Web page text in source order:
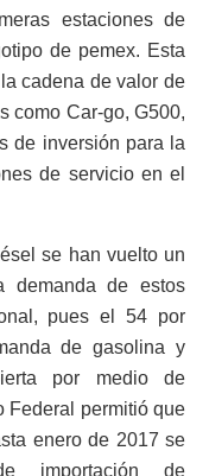
estaciones de
de pemex. Esta
cadena de valor de
como Car-go, G500,
de inversión para la
de servicio en el
se han vuelto un
demanda de estos
pues el 54 por
de gasolina y
por medio de
Federal permitió que
enero de 2017 se
importación de